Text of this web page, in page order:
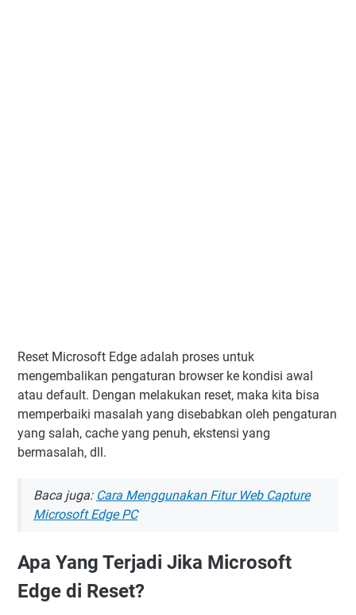
Reset Microsoft Edge adalah proses untuk
mengembalikan pengaturan browser ke kondisi awal
atau default. Dengan melakukan reset, maka kita bisa
memperbaiki masalah yang disebabkan oleh pengaturan
yang salah, cache yang penuh, ekstensi yang
bermasalah, dll.
Baca juga: Cara Menggunakan Fitur Web Capture
Microsoft Edge PC
Apa Yang Terjadi Jika Microsoft
Edge di Reset?